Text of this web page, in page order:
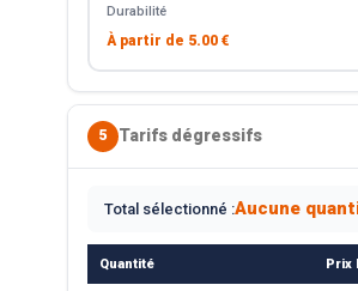
Durabilité
À partir de 5.00 €
5 Tarifs dégressifs
Total sélectionné :Aucune
Quantité Prix